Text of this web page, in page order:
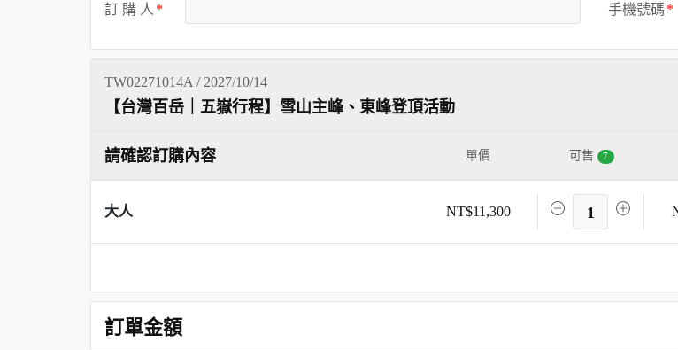
訂 購 人 手機號碼
TW02271014A / 2027/10/14
【台灣百岳｜五嶽行程】雪山主峰、東峰登頂活動
請確認訂購內容 單價 可售 7
大人 NT$11,300 1
訂單金額